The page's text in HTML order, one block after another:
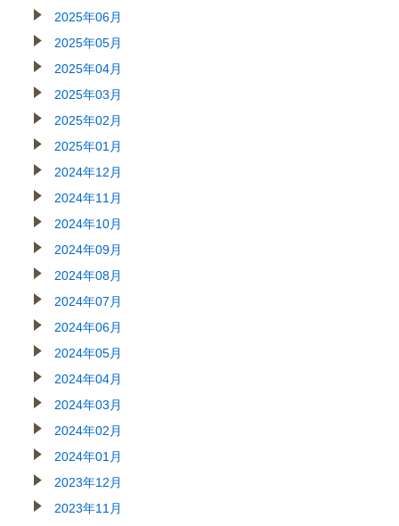
2025年06月
2025年05月
2025年04月
2025年03月
2025年02月
2025年01月
2024年12月
2024年11月
2024年10月
2024年09月
2024年08月
2024年07月
2024年06月
2024年05月
2024年04月
2024年03月
2024年02月
2024年01月
2023年12月
2023年11月